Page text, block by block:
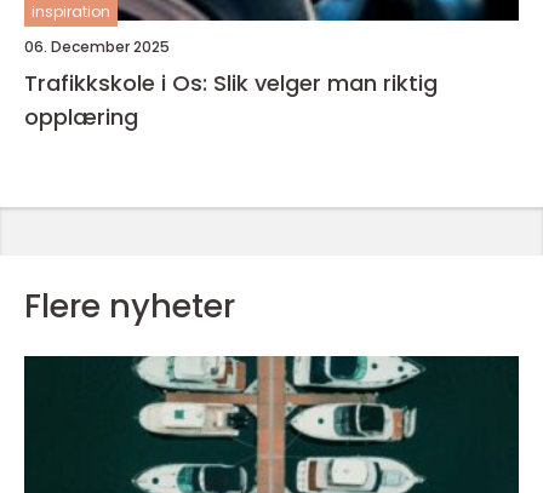
inspiration
06. December 2025
Trafikkskole i Os: Slik velger man riktig
opplæring
Flere nyheter